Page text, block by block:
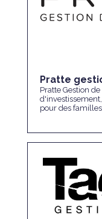
Pratte
Pratte Gestion
pour des